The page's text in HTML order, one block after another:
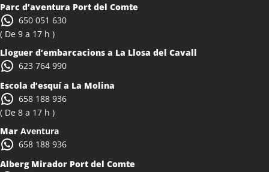
Colònies Escolars Albons
Activitats Teambuilding Empreses Alcalà de Xivert
Colònies Escolars Alcalà de Xivert
Activitats Família Amics Alcanar
Colònies Escolars Alcanar
Activitats Família Amics Alcanó
Parc d’aventura Port del Comte
650 051 630
( De 9 a 17 h )
Lloguer d’embarcacions a La Llosa del Cavall
623 764 990
Escola d’esquí a La Molina
658 188 936
( De 8 a 17 h )
Mar Aventura
658 188 936
Alberg Mirador Port del Comte